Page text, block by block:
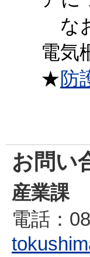
な
電気
★防
お問い
産業課
電話 ：